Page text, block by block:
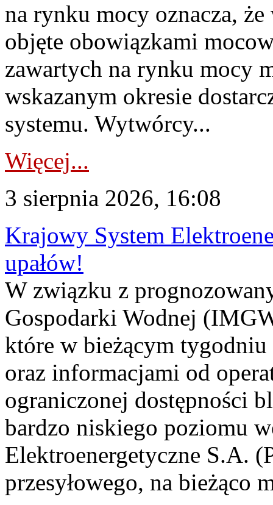
na rynku mocy oznacza,
objęte obowiązkami
zawartych na rynku mocy
wskazanym okresie
systemu. Wytwórcy...
Więcej...
3 sierpnia 2026, 16:08
Krajowy System
upałów!
W związku z
Gospodarki Wodnej
które w bieżącym tygodniu
oraz informacjami od
ograniczonej dostępności
bardzo niskiego poziomu
Elektroenergetyczne S.A.
przesyłowego, na bieżąco